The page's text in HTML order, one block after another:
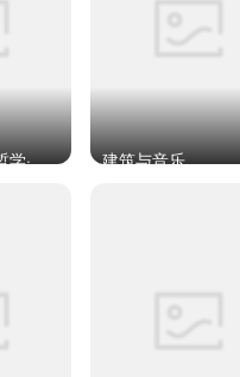
比例——科学·哲学·建筑 建筑与音乐